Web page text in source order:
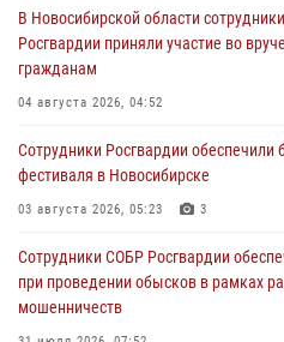
В Новосибирской области
Росгвардии приняли участие во
гражданам
04 августа 2026, 04:52
Сотрудники Росгвардии обеспечили
фестиваля в Новосибирске
03 августа 2026, 05:23 3
Сотрудники СОБР Росгвардии
при проведении обысков в рамках
мошенничеств